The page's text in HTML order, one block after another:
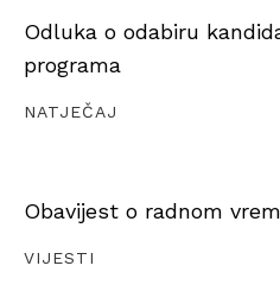
Odluka o odabiru
programa
NATJEČAJ
Obavijest o radnom
VIJESTI